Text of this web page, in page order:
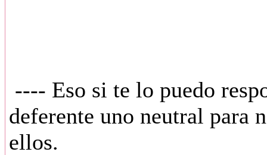
---- Eso si te lo puedo
deferente uno neutral para
ellos.